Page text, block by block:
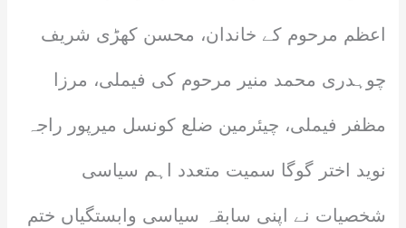
اعظم مرحوم کے خاندان، محسن کھڑی شریف
چوہدری محمد منیر مرحوم کی فیملی، مرزا
مظفر فیملی، چیئرمین ضلع کونسل میرپور راجہ
نوید اختر گوگا سمیت متعدد اہم سیاسی
شخصیات نے اپنی سابقہ سیاسی وابستگیاں ختم